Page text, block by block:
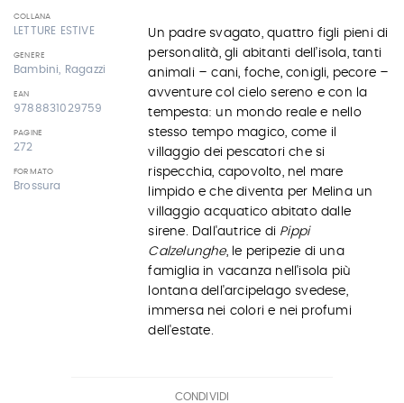
COLLANA
LETTURE ESTIVE
GENERE
Bambini, Ragazzi
EAN
9788831029759
PAGINE
272
FORMATO
Brossura
Un padre svagato, quattro figli pieni di
personalità, gli abitanti dell’isola, tanti
animali – cani, foche, conigli, pecore –
avventure col cielo sereno e con la
tempesta: un mondo reale e nello
stesso tempo magico, come il
villaggio dei pescatori che si
rispecchia, capovolto, nel mare
limpido e che diventa per Melina un
villaggio acquatico abitato dalle
sirene. Dall'autrice di Pippi
Calzelunghe, le peripezie di una
famiglia in vacanza nell'isola più
lontana dell'arcipelago svedese,
immersa nei colori e nei profumi
dell'estate.
CONDIVIDI